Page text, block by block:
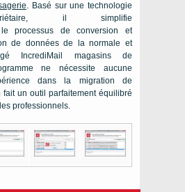
. Basé sur une technologie
il simplifie
le processus de conversion et
de données de la normale et
IncrediMail
magasins de
ne nécessite aucune
dans la migration de
un outil parfaitement équilibré
professionnels.